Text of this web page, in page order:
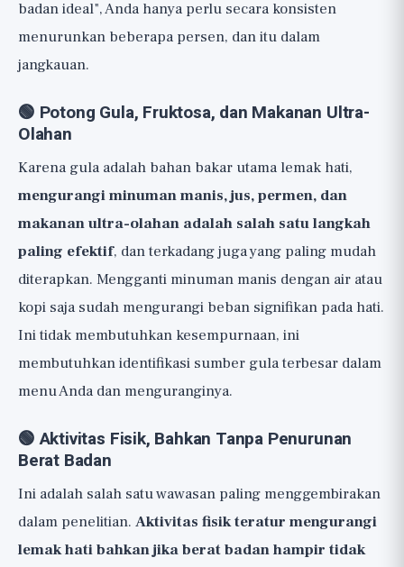
badan ideal", Anda hanya perlu secara konsisten
menurunkan beberapa persen, dan itu dalam
jangkauan.
🟢 Potong Gula, Fruktosa, dan Makanan Ultra-
Olahan
Karena gula adalah bahan bakar utama lemak hati,
mengurangi minuman manis, jus, permen, dan
makanan ultra-olahan adalah salah satu langkah
paling efektif, dan terkadang juga yang paling mudah
diterapkan. Mengganti minuman manis dengan air atau
kopi saja sudah mengurangi beban signifikan pada hati.
Ini tidak membutuhkan kesempurnaan, ini
membutuhkan identifikasi sumber gula terbesar dalam
menu Anda dan menguranginya.
🟢 Aktivitas Fisik, Bahkan Tanpa Penurunan
Berat Badan
Ini adalah salah satu wawasan paling menggembirakan
dalam penelitian. Aktivitas fisik teratur mengurangi
lemak hati bahkan jika berat badan hampir tidak